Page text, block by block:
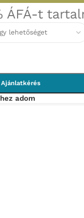
ÁFÁ-t
Ajánlatkérés
adom